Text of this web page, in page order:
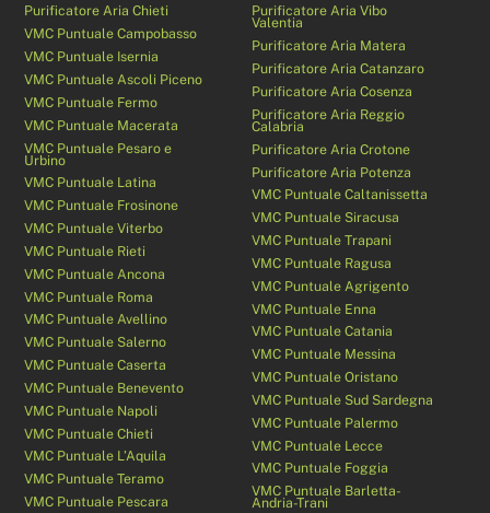
Purificatore Aria Chieti
VMC Puntuale Campobasso
VMC Puntuale Isernia
VMC Puntuale Ascoli Piceno
VMC Puntuale Fermo
VMC Puntuale Macerata
VMC Puntuale Pesaro e
Urbino
VMC Puntuale Latina
VMC Puntuale Frosinone
VMC Puntuale Viterbo
VMC Puntuale Rieti
VMC Puntuale Ancona
VMC Puntuale Roma
VMC Puntuale Avellino
VMC Puntuale Salerno
VMC Puntuale Caserta
VMC Puntuale Benevento
VMC Puntuale Napoli
VMC Puntuale Chieti
VMC Puntuale L’Aquila
VMC Puntuale Teramo
VMC Puntuale Pescara
Purificatore Aria Vibo
Valentia
Purificatore Aria Matera
Purificatore Aria Catanzaro
Purificatore Aria Cosenza
Purificatore Aria Reggio
Calabria
Purificatore Aria Crotone
Purificatore Aria Potenza
VMC Puntuale Caltanissetta
VMC Puntuale Siracusa
VMC Puntuale Trapani
VMC Puntuale Ragusa
VMC Puntuale Agrigento
VMC Puntuale Enna
VMC Puntuale Catania
VMC Puntuale Messina
VMC Puntuale Oristano
VMC Puntuale Sud Sardegna
VMC Puntuale Palermo
VMC Puntuale Lecce
VMC Puntuale Foggia
VMC Puntuale Barletta-
Andria-Trani